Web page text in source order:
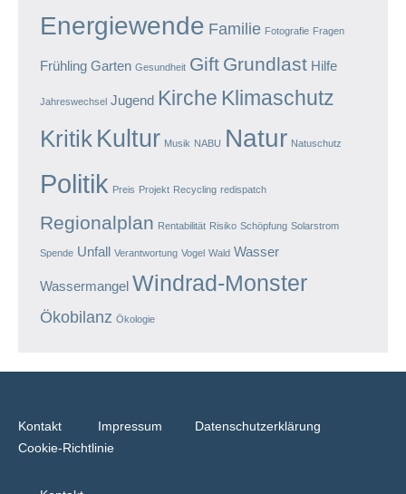
Energiewende Familie Fotografie Fragen
Frühling Garten Gesundheit Gift Grundlast Hilfe
Jahreswechsel Jugend Kirche Klimaschutz
Kritik Kultur Musik NABU Natur Natuschutz
Politik Preis Projekt Recycling redispatch
Regionalplan Rentabilität Risiko Schöpfung Solarstrom
Spende Unfall Verantwortung Vogel Wald Wasser
Wassermangel Windrad-Monster
Ökobilanz Ökologie
Kontakt Impressum
Datenschutzerklärung
Cookie-Richtlinie